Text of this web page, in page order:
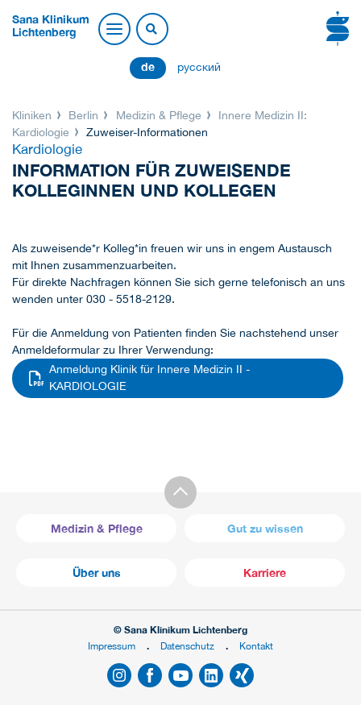
Sana Klinikum
Lichtenberg
de русский
Kliniken Berlin Medizin & Pflege
Innere Medizin II:
Kardiologie
Zuweiser-Informationen
Kardiologie
INFORMATION FÜR ZUWEISENDE
KOLLEGINNEN UND KOLLEGEN
Als zuweisende*r Kolleg*in freuen wir uns in engem Austausch
mit Ihnen zusammenzuarbeiten.
Für direkte Nachfragen können Sie sich gerne telefonisch an uns
wenden unter 030 - 5518-2129.
Für die Anmeldung von Patienten finden Sie nachstehend unser
Anmeldeformular zu Ihrer Verwendung:
Anmeldung Klinik für Innere Medizin II -
KARDIOLOGIE
Medizin & Pflege Gut zu wissen
Über uns Karriere
© Sana Klinikum Lichtenberg
Impressum
Datenschutz Kontakt